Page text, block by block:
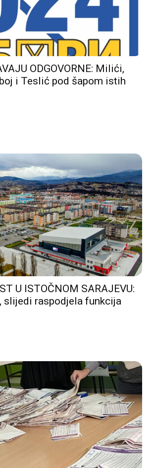
ODGOVORNE: Milići,
i Teslić pod šapom istih
U ISTOČNOM SARAJEVU:
slijedi raspodjela funkcija